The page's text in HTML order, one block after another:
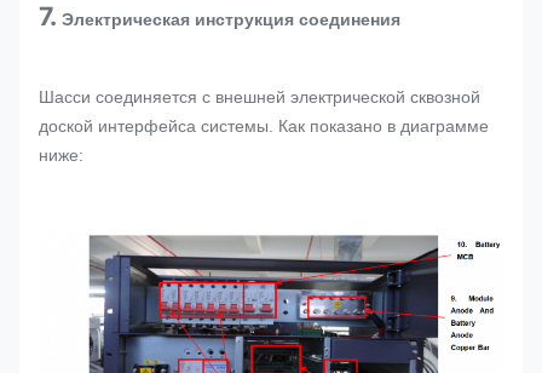
7. Электрическая инструкция соединения
Шасси соединяется с внешней электрической сквозной
доской интерфейса системы. Как показано в диаграмме
ниже: